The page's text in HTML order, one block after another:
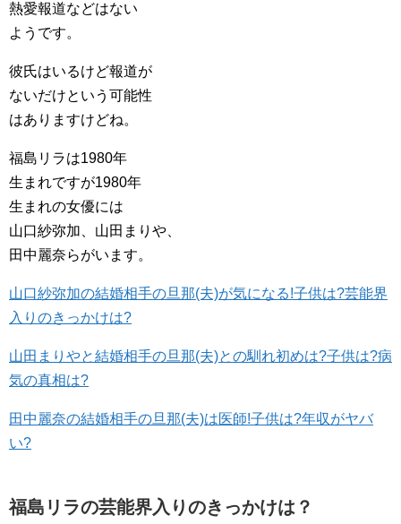
熱愛報道などはない
ようです。
彼氏はいるけど報道が
ないだけという可能性
はありますけどね。
福島リラは1980年
生まれですが1980年
生まれの女優には
山口紗弥加、山田まりや、
田中麗奈らがいます。
山口紗弥加の結婚相手の旦那(夫)が気になる!子供は?芸能界
入りのきっかけは?
山田まりやと結婚相手の旦那(夫)との馴れ初めは?子供は?病
気の真相は?
田中麗奈の結婚相手の旦那(夫)は医師!子供は?年収がヤバ
い?
福島リラの芸能界入りのきっかけは？